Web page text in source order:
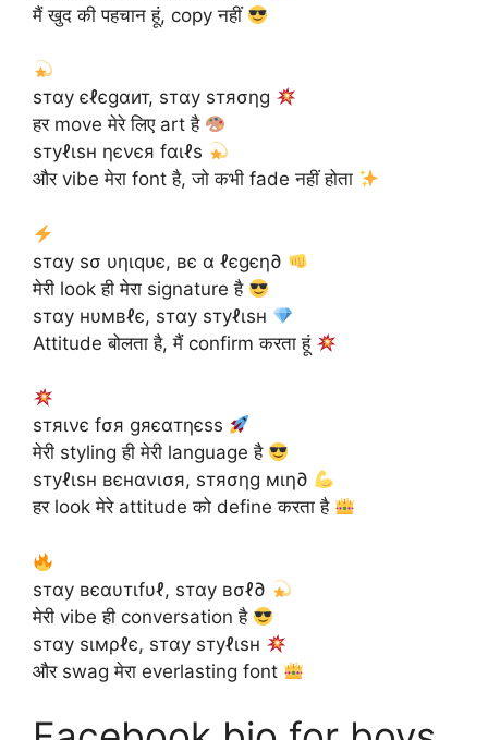
मैं खुद की पहचान हूं, copy नहीं
ѕтαу єℓєgαит, ѕтαу ѕтяσηg
हर move मेरे लिए art है
ѕтуℓιѕн ηєνєя fαιℓѕ
और vibe मेरा font है, जो कभी fade नहीं होता
ѕтαу ѕσ υηιqυє, вє α ℓєgєη∂
मेरी look ही मेरा signature है
ѕтαу нυмвℓє, ѕтαу ѕтуℓιѕн
Attitude बोलता है, मैं confirm करता हूं
ѕтяινє fσя gяєαтηєѕѕ
मेरी styling ही मेरी language है
ѕтуℓιѕн вєнανισя, ѕтяσηg мιη∂
हर look मेरे attitude को define करता है
ѕтαу вєαυтιfυℓ, ѕтαу вσℓ∂
मेरी vibe ही conversation है
ѕтαу ѕιмρℓє, ѕтαу ѕтуℓιѕн
और swag मेरा everlasting font